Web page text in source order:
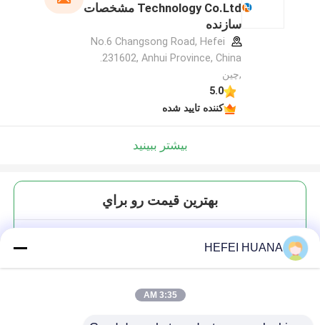
Technology Co.Ltd مشخصات
سازنده
No.6 Changsong Road, Hefei
,چین
5.0
کننده تایید شده
بیشتر ببینید
بهترين قيمت رو براي
HEFEI HUANA
3:35 AM